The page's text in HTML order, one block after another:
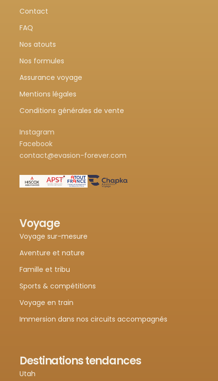
Contact
FAQ
Nos atouts
Nos formules
Assurance voyage
Mentions légales
Conditions générales de vente
Instagram
Facebook
contact@evasion-forever.com
Voyage
Voyage sur-mesure
Aventure et nature
Famille et tribu
Sports & compétitions
Voyage en train
Immersion dans nos circuits accompagnés
Destinations tendances
Utah